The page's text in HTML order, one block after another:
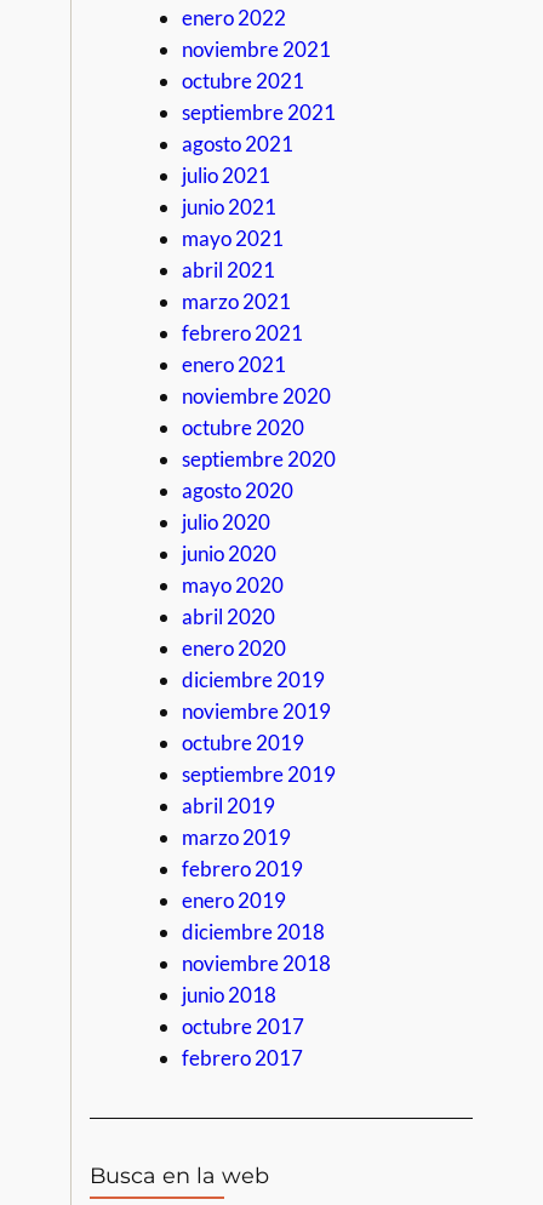
enero 2022
noviembre 2021
octubre 2021
septiembre 2021
agosto 2021
julio 2021
junio 2021
mayo 2021
abril 2021
marzo 2021
febrero 2021
enero 2021
noviembre 2020
octubre 2020
septiembre 2020
agosto 2020
julio 2020
junio 2020
mayo 2020
abril 2020
enero 2020
diciembre 2019
noviembre 2019
octubre 2019
septiembre 2019
abril 2019
marzo 2019
febrero 2019
enero 2019
diciembre 2018
noviembre 2018
junio 2018
octubre 2017
febrero 2017
Busca en la web